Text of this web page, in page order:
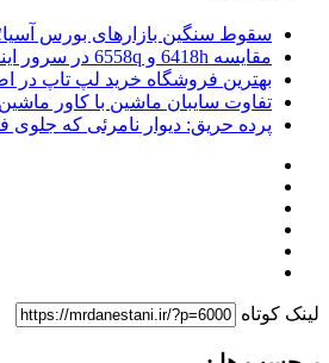
سقوط سنگین بازارهای بورس
مقایسه 6418h و 6558q در سرور اینتل
بهترین فروشگاه خرید لپ تاپ در
تفاوت سایبان ماشین با کاور
پرده حریق: دیوار نامرئی که جلوی
لینک کوتاه